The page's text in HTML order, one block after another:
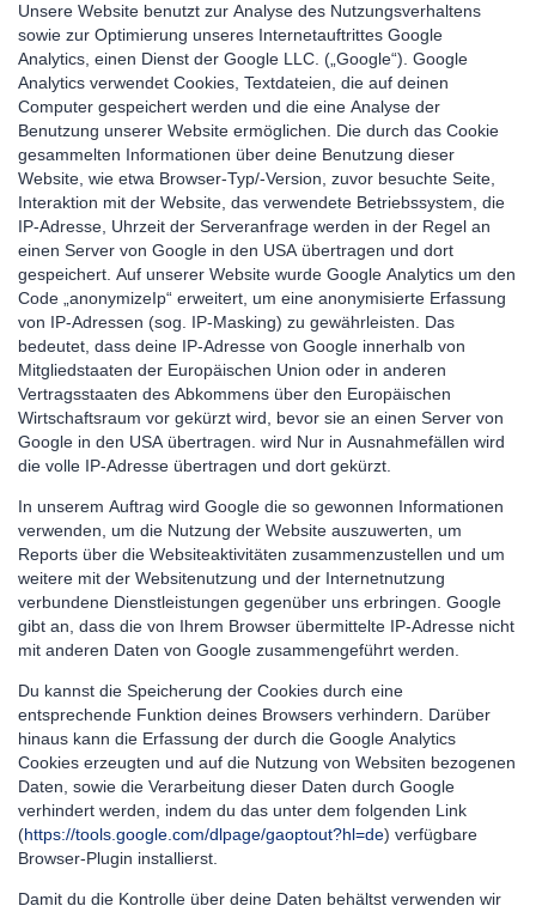
Unsere Website benutzt zur Analyse des Nutzungsverhaltens
sowie zur Optimierung unseres Internetauftrittes Google
Analytics, einen Dienst der Google LLC. („Google“). Google
Analytics verwendet Cookies, Textdateien, die auf deinen
Computer gespeichert werden und die eine Analyse der
Benutzung unserer Website ermöglichen. Die durch das Cookie
gesammelten Informationen über deine Benutzung dieser
Website, wie etwa Browser-Typ/-Version, zuvor besuchte Seite,
Interaktion mit der Website, das verwendete Betriebssystem, die
IP-Adresse, Uhrzeit der Serveranfrage werden in der Regel an
einen Server von Google in den USA übertragen und dort
gespeichert. Auf unserer Website wurde Google Analytics um den
Code „anonymizeIp“ erweitert, um eine anonymisierte Erfassung
von IP-Adressen (sog. IP-Masking) zu gewährleisten. Das
bedeutet, dass deine IP-Adresse von Google innerhalb von
Mitgliedstaaten der Europäischen Union oder in anderen
Vertragsstaaten des Abkommens über den Europäischen
Wirtschaftsraum vor gekürzt wird, bevor sie an einen Server von
Google in den USA übertragen. wird Nur in Ausnahmefällen wird
die volle IP-Adresse übertragen und dort gekürzt.
In unserem Auftrag wird Google die so gewonnen Informationen
verwenden, um die Nutzung der Website auszuwerten, um
Reports über die Websiteaktivitäten zusammenzustellen und um
weitere mit der Websitenutzung und der Internetnutzung
verbundene Dienstleistungen gegenüber uns erbringen. Google
gibt an, dass die von Ihrem Browser übermittelte IP-Adresse nicht
mit anderen Daten von Google zusammengeführt werden.
Du kannst die Speicherung der Cookies durch eine
entsprechende Funktion deines Browsers verhindern. Darüber
hinaus kann die Erfassung der durch die Google Analytics
Cookies erzeugten und auf die Nutzung von Websiten bezogenen
Daten, sowie die Verarbeitung dieser Daten durch Google
verhindert werden, indem du das unter dem folgenden Link
(https://tools.google.com/dlpage/gaoptout?hl=de) verfügbare
Browser-Plugin installierst.
Damit du die Kontrolle über deine Daten behältst verwenden wir